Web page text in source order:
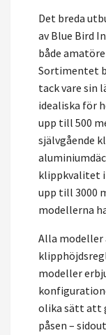
Det breda
av Blue Bird
både
Sortimentet
tack vare sin
idealiska för
upp till 500
självgående
klippkvalitet i
upp till 3000
modellerna
Alla modeller
modeller
olika sätt att
påsen –